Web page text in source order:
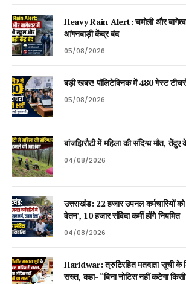
Heavy Rain Alert: चमोली और
आंगनबाड़ी केंद्र बंद
05/08/2026
बड़ी खबर! पॉलिटेक्निक में 480 गेस्ट टीचरों
05/08/2026
बांजझिरौटी में महिला की संदिग्ध मौत,
04/08/2026
उत्तराखंड: 22 हजार उपनल कर्मचारियों को
वेतन’, 10 हजार संविदा कर्मी होंगे नियमित
04/08/2026
Haridwar: त्रुटिरहित मतदाता सूची के
सख्त, कहा- “बिना नोटिस नहीं कटेगा